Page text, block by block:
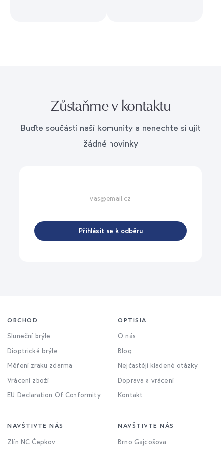
Zůstaňme v kontaktu
Buďte součástí naší komunity a nenechte si ujít
žádné novinky
Přihlásit se k odběru
OBCHOD
Sluneční brýle
Dioptrické brýle
Měření zraku zdarma
Vrácení zboží
EU Declaration Of Conformity
OPTISIA
O nás
Blog
Nejčastěji kladené otázky
Doprava a vrácení
Kontakt
NAVŠTIVTE NÁS
Zlín NC Čepkov
NAVŠTIVTE NÁS
Brno Gajdošova